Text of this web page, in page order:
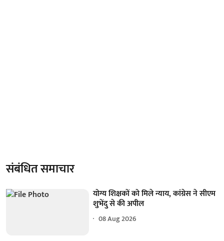
संबंधित समाचार
योग्य शिक्षकों को मिले न्याय, कांग्रेस ने सीएम
शुभेंदु से की अपील
08 Aug 2026